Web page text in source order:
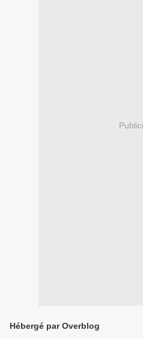
Hébergé par Overblog